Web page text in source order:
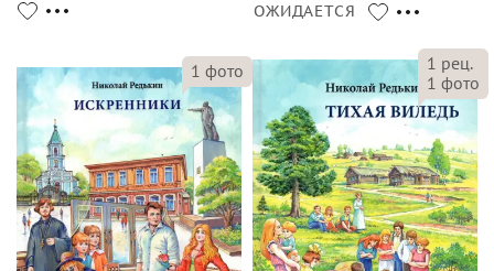
ОЖИДАЕТСЯ
1 фото 1 рец.
1 фото